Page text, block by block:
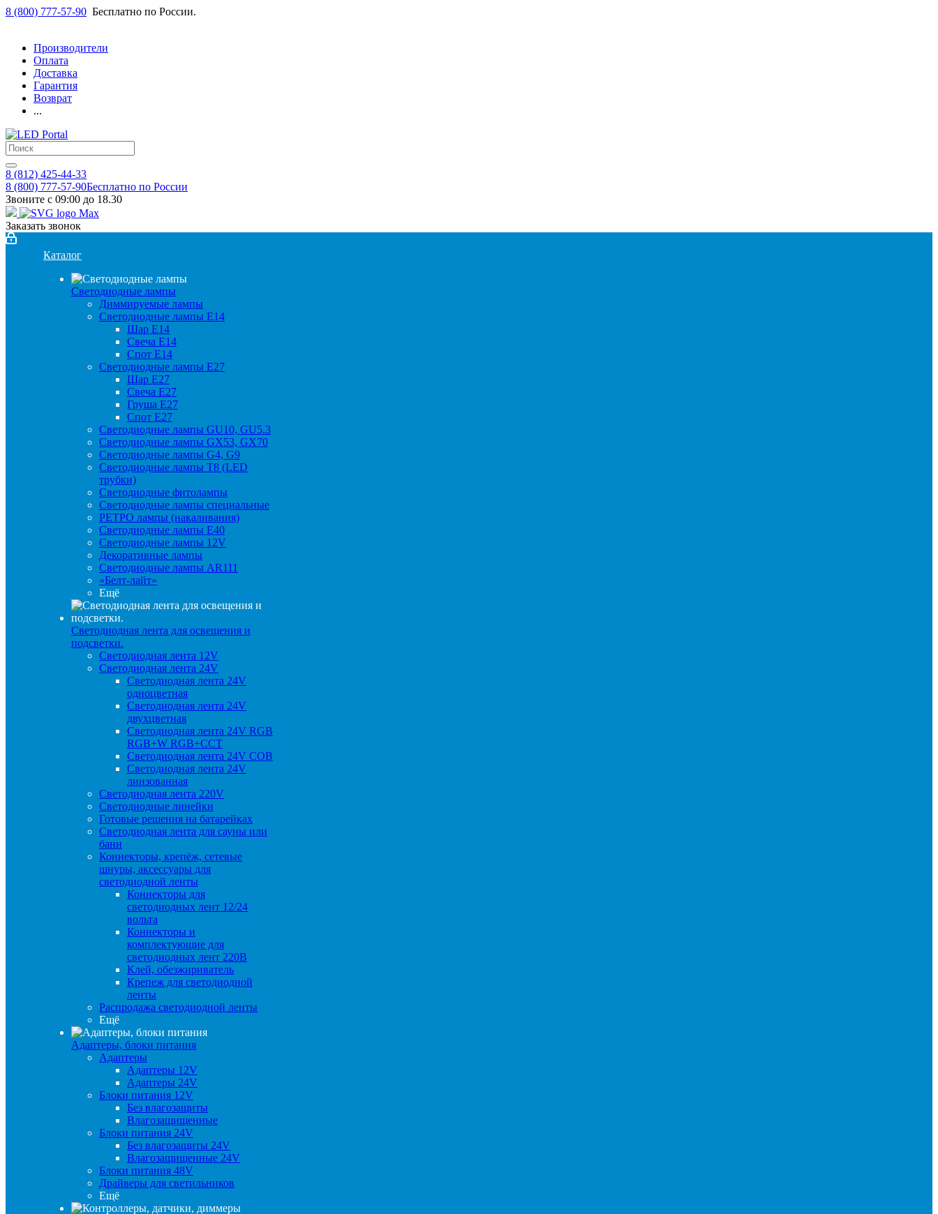
8 (800) 777-57-90 Бесплатно по России.
Производители
Оплата
Доставка
Гарантия
Возврат
...
8 (812) 425-44-33
8 (800) 777-57-90Бесплатно по России
Звоните с 09:00 до 18.30
Заказать звонок
Каталог
Светодиодные лампы
Диммируемые лампы
Светодиодные лампы Е14
Шар Е14
Свеча Е14
Спот Е14
Светодиодные лампы Е27
Шар Е27
Свеча Е27
Груша Е27
Спот Е27
Светодиодные лампы GU10, GU5.3
Светодиодные лампы GX53, GX70
Светодиодные лампы G4, G9
Светодиодные лампы Т8 (LED
трубки)
Светодиодные фитолампы
Светодиодные лампы специальные
РЕТРО лампы (накаливания)
Светодиодные лампы E40
Светодиодные лампы 12V
Декоративные лампы
Светодиодные лампы AR111
«Белт-лайт»
Ещё
Светодиодная лента для освещения и
подсветки.
Светодиодная лента 12V
Светодиодная лента 24V
Светодиодная лента 24V
одноцветная
Светодиодная лента 24V
двухцветная
Светодиодная лента 24V RGB
RGB+W RGB+CCT
Светодиодная лента 24V COB
Светодиодная лента 24V
линзованная
Светодиодная лента 220V
Светодиодные линейки
Готовые решения на батарейках
Светодиодная лента для сауны или
бани
Коннекторы, крепёж, сетевые
шнуры, аксессуары для
светодиодной ленты
Коннекторы для
светодиодных лент 12/24
вольта
Коннекторы и
комплектующие для
светодиодных лент 220В
Клей, обезжириватель
Крепеж для светодиодной
ленты
Распродажа светодиодной ленты
Ещё
Адаптеры, блоки питания
Адаптеры
Адаптеры 12V
Адаптеры 24V
Блоки питания 12V
Без влагозащиты
Влагозащищенные
Блоки питания 24V
Без влагозащиты 24V
Влагозащищенные 24V
Блоки питания 48V
Драйверы для светильников
Ещё